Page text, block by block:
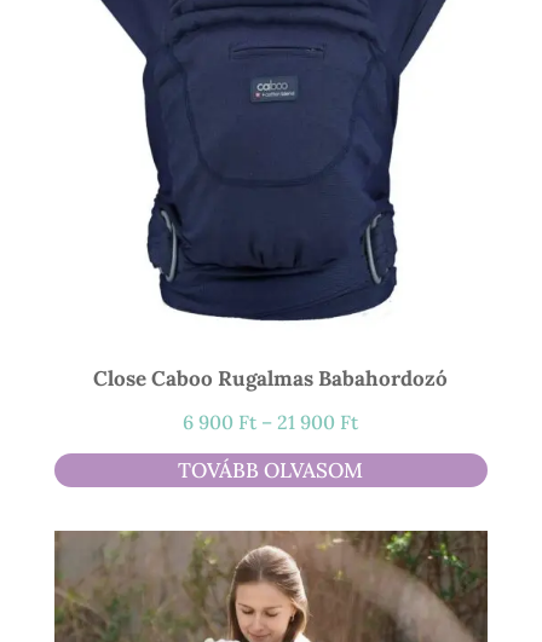
Close Caboo Rugalmas Babahordozó
6 900 Ft – 21 900 FtÁrtartomány:
6
900 Ft
21
900 Ft
TOVÁBB OLVASOM